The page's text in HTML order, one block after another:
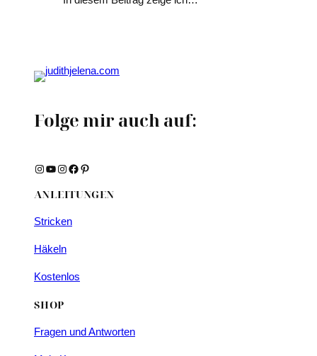
Folge mir auch auf:
Instagram YouTube Instagram Facebook Pinterest
ANLEITUNGEN
Stricken
Häkeln
Kostenlos
SHOP
Fragen und Antworten